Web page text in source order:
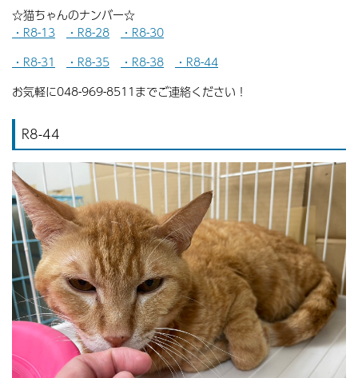
☆猫ちゃんのナンバー☆
・R8-13
・R8-28
・R8-30
・R8-31
・R8-35 ・R8-38
・R8-44
お気軽に048-969-8511までご連絡ください！
R8-44